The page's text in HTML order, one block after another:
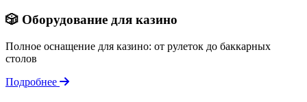
🎲 Оборудование для казино
Полное оснащение для казино: от рулеток до баккарных
столов
Подробнее